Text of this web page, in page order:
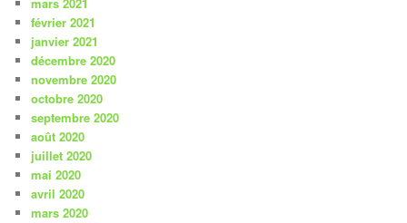
février 2021
janvier 2021
décembre 2020
novembre 2020
octobre 2020
septembre 2020
août 2020
juillet 2020
mai 2020
avril 2020
mars 2020